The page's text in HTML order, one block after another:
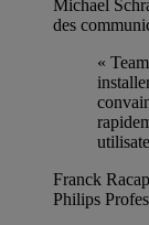
Michael
des
«
Franck
Philips